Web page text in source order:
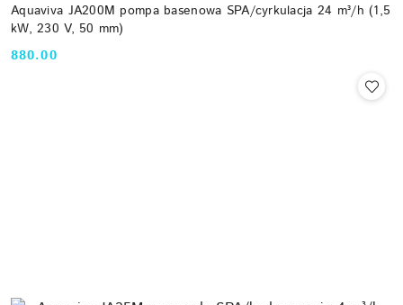
Aquaviva JA200M pompa basenowa SPA/cyrkulacja 24 m³/h (1,5
kW, 230 V, 50 mm)
Cena:
880.00